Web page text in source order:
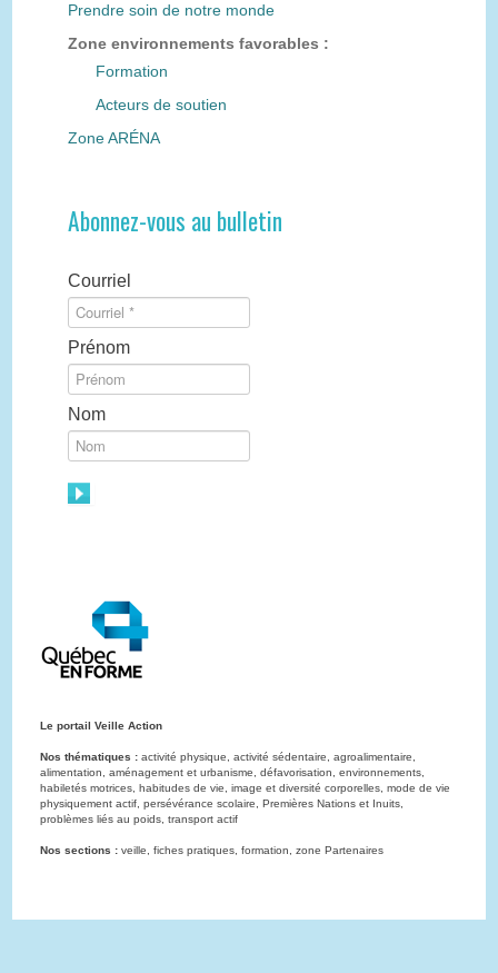
Prendre soin de notre monde
Zone environnements favorables :
Formation
Acteurs de soutien
Zone ARÉNA
Abonnez-vous au bulletin
Courriel
Prénom
Nom
Le portail Veille Action
Nos thématiques : activité physique, activité sédentaire, agroalimentaire,
alimentation, aménagement et urbanisme, défavorisation, environnements,
habiletés motrices, habitudes de vie, image et diversité corporelles, mode de vie
physiquement actif, persévérance scolaire, Premières Nations et Inuits,
problèmes liés au poids, transport actif
Nos sections : veille, fiches pratiques, formation, zone Partenaires